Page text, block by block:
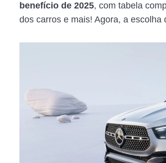
benefício de 2025, com tabela
dos carros e mais! Agora, a escolha